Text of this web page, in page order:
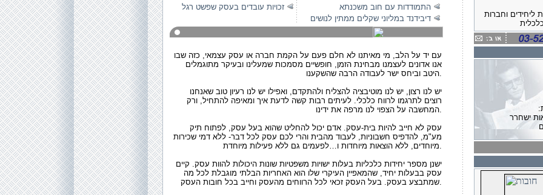
זכויות עובדים בעסק שפשט רגל
התמודדות עם חוב משכנתא
דיבידנד במליוני שקלים ממתין לנושים
עם יד על הלב, מי מאיתנו לא חלם פעם על הקמת חברה או עסק עצמאי, כזה שבו
אנו אדונים לעצמנו מבחינת הזמן, חופשיים מסמכות שמעלינו ובעיקר מתוגמלים
היטב וביחס ישר לעבודה הרבה שהשקענו.
יש לנו רצון, יש לנו מוטיבציה להצליח ולהתקדם, ואפילו יש לנו רעיון טוב שאנחנו
רוצים לתרגמו לרווח כלכלי. לעיתים רבות קשה לדעת איך ומאיפה להתחיל, ורק
המחשבה על הצפוי לנו מרפה את ידינו.
עסק לא חייב להיות בית-עסק. אדם יכול להחליט שהוא בעל עסק, לפתוח תיק
מע"מ, להדפיס חשבוניות, לעבוד מהבית והרי לכם עסק לכל דבר- ללא דמי שכירות
מיוחדים, ללא הוצאות מיוחדות ו…לפעמים גם ללא פעילות מיוחדת.
ישנן מספר יחידות כלכליות בעלות ישויות משפטיות שונות היכולות להוות עסק. קיים
עסק בבעלות יחיד, שהמאפיין העיקרי שלו הוא האחריות הבלתי מוגבלת לכל מה
שמתבצע בעסק. בעל העסק זכאי לכל הרווחים מהעסק וחייב בכל חובות העסק.
ליחידים וחברות
הסדרי נושים,
חברות, פרוק
פשיטת רגל
ישחרר
זוגתו של
דיירת מוגנת
על ידי כונס
למוקד הארצי
נקראת